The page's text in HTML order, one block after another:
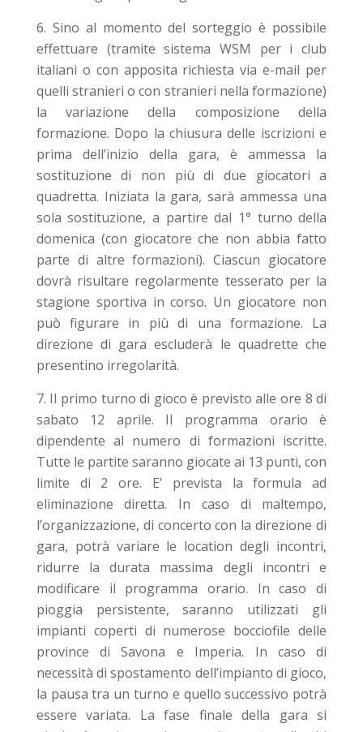
Sino al momento del sorteggio è possibile
effettuare (tramite sistema WSM per i club
italiani o con apposita richiesta via e-mail per
quelli stranieri o con stranieri nella formazione)
la variazione della composizione della
formazione. Dopo la chiusura delle iscrizioni e
prima dell’inizio della gara, è ammessa la
sostituzione di non più di due giocatori a
quadretta. Iniziata la gara, sarà ammessa una
sola sostituzione, a partire dal 1° turno della
domenica (con giocatore che non abbia fatto
parte di altre formazioni). Ciascun giocatore
dovrà risultare regolarmente tesserato per la
stagione sportiva in corso. Un giocatore non
può figurare in più di una formazione. La
direzione di gara escluderà le quadrette che
presentino irregolarità.
Il primo turno di gioco è previsto alle ore 8 di
sabato 12 aprile. Il programma orario è
dipendente al numero di formazioni iscritte.
Tutte le partite saranno giocate ai 13 punti, con
limite di 2 ore. E’ prevista la formula ad
eliminazione diretta. In caso di maltempo,
l’organizzazione, di concerto con la direzione di
gara, potrà variare le location degli incontri,
ridurre la durata massima degli incontri e
modificare il programma orario. In caso di
pioggia persistente, saranno utilizzati gli
impianti coperti di numerose bocciofile delle
province di Savona e Imperia. In caso di
necessità di spostamento dell’impianto di gioco,
la pausa tra un turno e quello successivo potrà
essere variata. La fase finale della gara si